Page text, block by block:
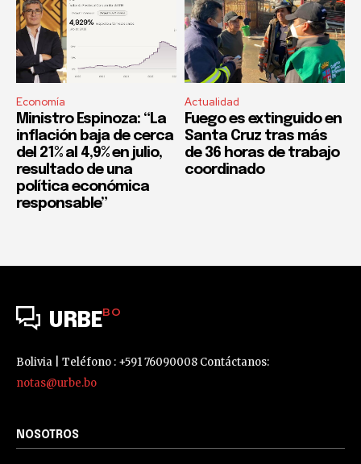
Economía
Ministro Espinoza: “La
inflación baja de cerca
del 21% al 4,9% en julio,
resultado de una
política económica
responsable”
Actualidad
Fuego es extinguido en
Santa Cruz tras más
de 36 horas de trabajo
coordinado
URBEBO
Bolivia | Teléfono : +591 76090008 Contáctanos:
notas@urbe.bo
NOSOTROS